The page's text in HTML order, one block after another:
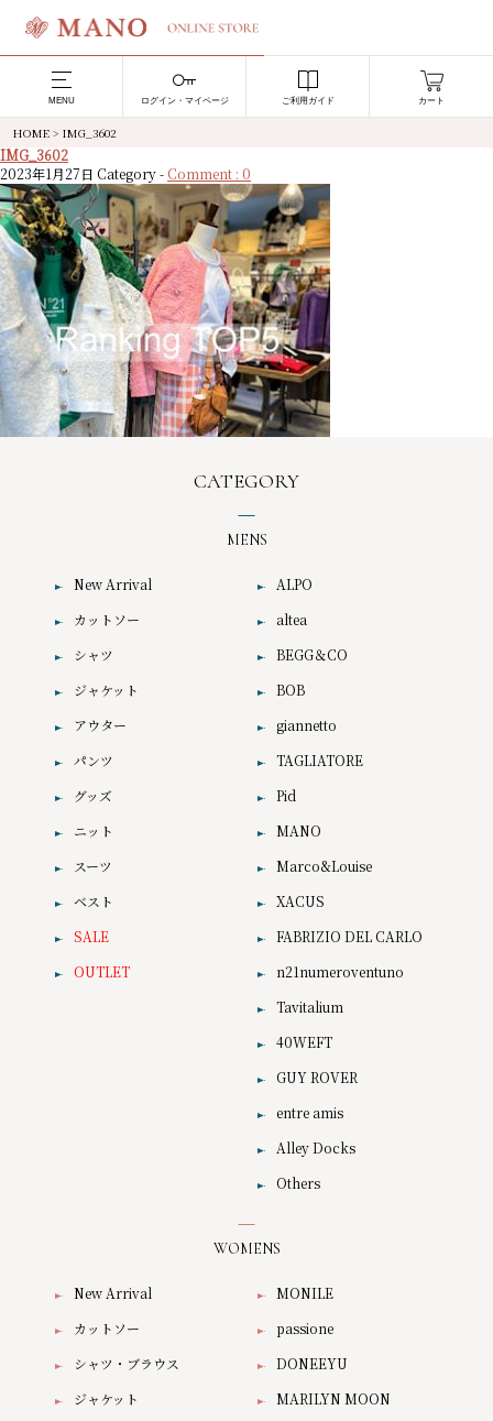
MENU ログイン・マイページ ご利用ガイド カート
HOME > IMG_3602
IMG_3602
2023年1月27日 Category - Comment : 0
CATEGORY
MENS
New Arrival
カットソー
シャツ
ジャケット
アウター
パンツ
グッズ
ニット
スーツ
ベスト
SALE
OUTLET
ALPO
altea
BEGG＆CO
BOB
giannetto
TAGLIATORE
Pid
MANO
Marco&Louise
XACUS
FABRIZIO DEL CARLO
n21numeroventuno
Tavitalium
40WEFT
GUY ROVER
entre amis
Alley Docks
Others
WOMENS
New Arrival
カットソー
シャツ・ブラウス
ジャケット
MONILE
passione
DONEEYU
MARILYN MOON